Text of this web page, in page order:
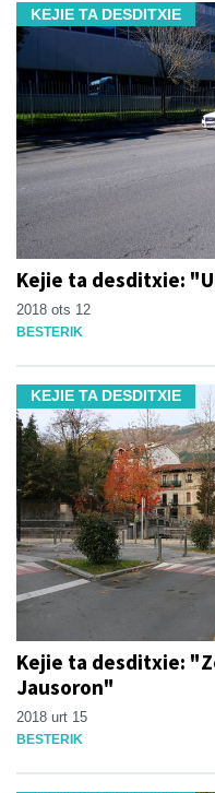
KEJIE TA DESDITXIE
Kejie ta desditxie:
2018 ots 12
BESTERIK
KEJIE TA DESDITXIE
Kejie ta desditxie:
Jausoron"
2018 urt 15
BESTERIK